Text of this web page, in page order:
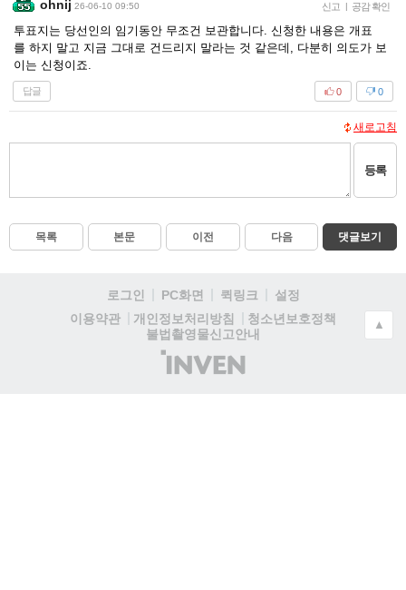
ohnij 26-06-10 09:50 신고 | 공감 확인
투표지는 당선인의 임기동안 무조건 보관합니다. 신청한 내용은 개표
를 하지 말고 지금 그대로 건드리지 말라는 것 같은데, 다분히 의도가 보
이는 신청이죠.
답글 0
0
새로고침
등록
목록 본문 이전 다음 댓글보기
로그인 PC화면 퀵링크
설정
이용약관
개인정보처리방침
청소년보호정책
불법촬영물신고안내
(주)
인
▲